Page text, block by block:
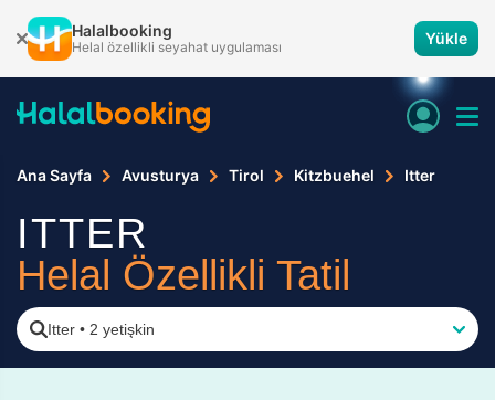
Halalbooking
Helal özellikli seyahat uygulaması Yükle
Ana Sayfa Avusturya Tirol Kitzbuehel Itter
ITTER
Helal Özellikli Tatil
Itter • 2 yetişkin